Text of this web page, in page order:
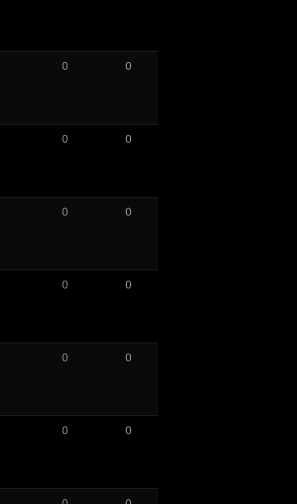
0 0
0 0
0 0
0 0
0 0
0 0